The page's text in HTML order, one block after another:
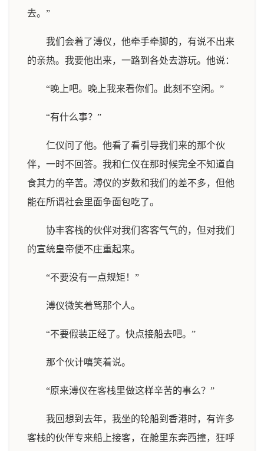
去。”
我们会着了溥仪，他牵手牵脚的，有说不出来
的亲热。我要他出来，一路到各处去游玩。他说：
“晚上吧。晚上我来看你们。此刻不空闲。”
“有什么事？”
仁仪问了他。他看了看引导我们来的那个伙
伴，一时不回答。我和仁仪在那时候完全不知道自
食其力的辛苦。溥仪的岁数和我们的差不多，但他
能在所谓社会里面争面包吃了。
协丰客栈的伙伴对我们客客气气的，但对我们
的宣统皇帝便不庄重起来。
“不要没有一点规矩！”
溥仪微笑着骂那个人。
“不要假装正经了。快点接船去吧。”
那个伙计嘻笑着说。
“原来溥仪在客栈里做这样辛苦的事么？”
我回想到去年，我坐的轮船到香港时，有许多
客栈的伙伴专来船上接客，在舱里东奔西撞，狂呼